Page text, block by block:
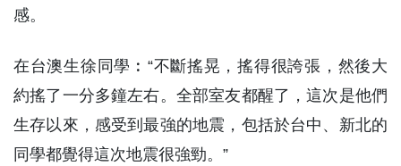
感。
在台澳生徐同學︰“不斷搖晃，搖得很誇張，然後大
約搖了一分多鐘左右。全部室友都醒了，這次是他們
生存以來，感受到最強的地震，包括於台中、新北的
同學都覺得這次地震很強勁。”